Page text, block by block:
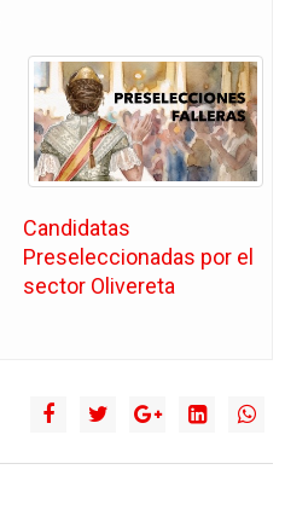
Candidatas
Preseleccionadas por el
sector Olivereta